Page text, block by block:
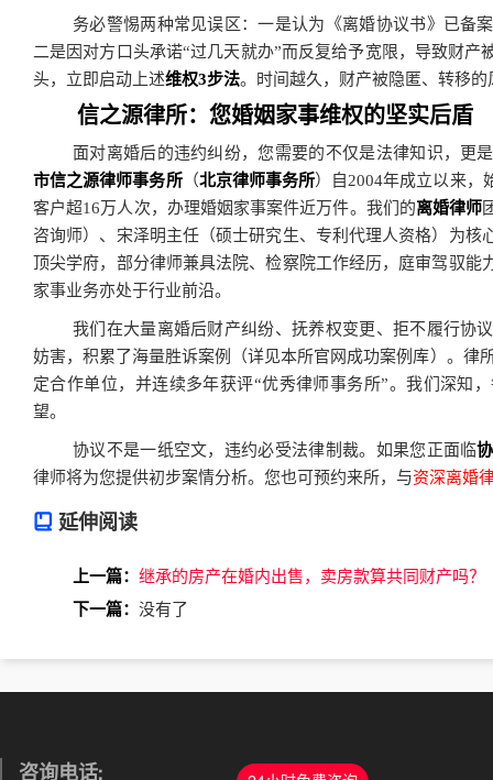
务必警惕两种常见误区：一是认为《离婚协议书》已备
二是因对方口头承诺“过几天就办”而反复给予宽限，导致财
头，立即启动上述维权3步法。时间越久，财产被隐匿、转移
信之源律所：您婚姻家事维权的坚实后盾
面对离婚后的违约纠纷，您需要的不仅是法律知识，更
市信之源律师事务所（北京律师事务所）自2004年成立以来，
客户超16万人次，办理婚姻家事案件近万件。我们的离婚律师
咨询师）、宋泽明主任（硕士研究生、专利代理人资格）为
顶尖学府，部分律师兼具法院、检察院工作经历，庭审驾驭能
家事业务亦处于行业前沿。
我们在大量离婚后财产纠纷、抚养权变更、拒不履行协
妨害，积累了海量胜诉案例（详见本所官网成功案例库）。律
定合作单位，并连续多年获评“优秀律师事务所”。我们深知
望。
协议不是一纸空文，违约必受法律制裁。如果您正面临
律师将为您提供初步案情分析。您也可预约来所，与资深离婚
延伸阅读
上一篇： 继承的房产在婚内出售，卖房款算共同财产吗？
下一篇： 没有了
咨询电话: